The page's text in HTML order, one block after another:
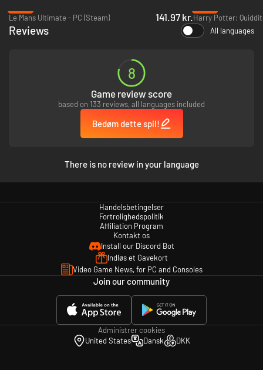
Le Mans Ultimate - PC (Steam)
141.97 kr.
Reviews All languages
8
Game review score
based on 133 reviews, all languages included
Bedøm dette spil!
There is no review in your language
Handelsbetingelser
Fortrolighedspolitik
Affiliation Program
Kontakt os
Install our Discord Bot
Indløs et Gavekort
Video Game News, for PC and Consoles
Join our community
Administrer cookies
United States
Dansk DKK